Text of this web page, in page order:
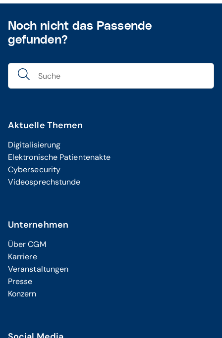
Noch nicht das Passende
gefunden?
Aktuelle Themen
Digitalisierung
Elektronische Patientenakte
Cybersecurity
Videosprechstunde
Unternehmen
Über CGM
Karriere
Veranstaltungen
Presse
Konzern